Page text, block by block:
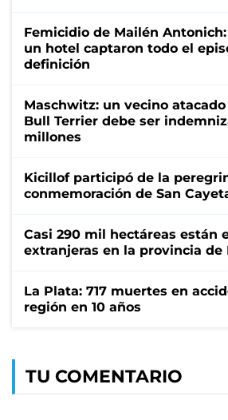
Femicidio de Mailén
un hotel captaron todo el
definición
Maschwitz: un vecino
Bull Terrier debe ser
millones
Kicillof participó de la
conmemoración de San
Casi 290 mil hectáreas están
extranjeras en la provincia de
La Plata: 717 muertes en
región en 10 años
TU COMENTARIO